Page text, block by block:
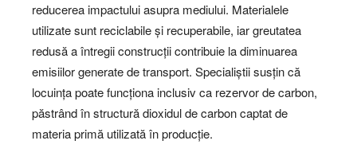
reducerea impactului asupra mediului. Materialele
utilizate sunt reciclabile și recuperabile, iar greutatea
redusă a întregii construcții contribuie la diminuarea
emisiilor generate de transport. Specialiștii susțin că
locuința poate funcționa inclusiv ca rezervor de carbon,
păstrând în structură dioxidul de carbon captat de
materia primă utilizată în producție.